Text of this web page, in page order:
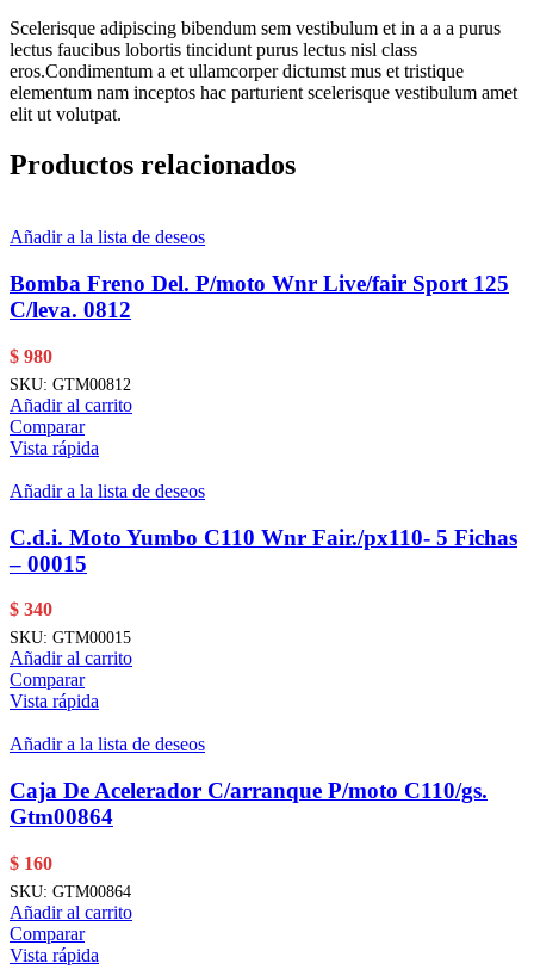
Scelerisque adipiscing bibendum sem vestibulum et in a a a purus
lectus faucibus lobortis tincidunt purus lectus nisl class
eros.Condimentum a et ullamcorper dictumst mus et tristique
elementum nam inceptos hac parturient scelerisque vestibulum amet
elit ut volutpat.
Productos relacionados
Añadir a la lista de deseos
Bomba Freno Del. P/moto Wnr Live/fair Sport 125
C/leva. 0812
$ 980
SKU: GTM00812
Añadir al carrito
Comparar
Vista rápida
Añadir a la lista de deseos
C.d.i. Moto Yumbo C110 Wnr Fair./px110- 5 Fichas
– 00015
$ 340
SKU: GTM00015
Añadir al carrito
Comparar
Vista rápida
Añadir a la lista de deseos
Caja De Acelerador C/arranque P/moto C110/gs.
Gtm00864
$ 160
SKU: GTM00864
Añadir al carrito
Comparar
Vista rápida